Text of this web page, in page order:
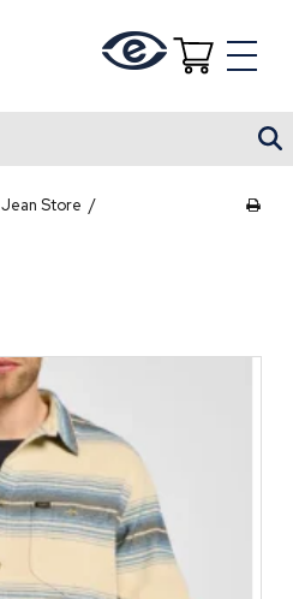
Jean Store /